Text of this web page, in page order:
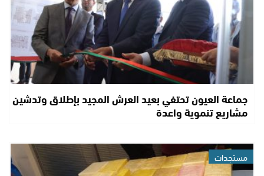
جماعة العيون تحتفي بعيد العرش المجيد بإطلاق وتدشين
مشاريع تنموية واعدة
مستجدات